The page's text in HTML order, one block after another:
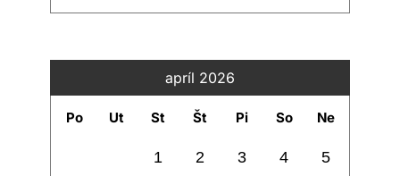
apríl 2026
Po Ut St Št Pi So Ne
1 2 3 4
5